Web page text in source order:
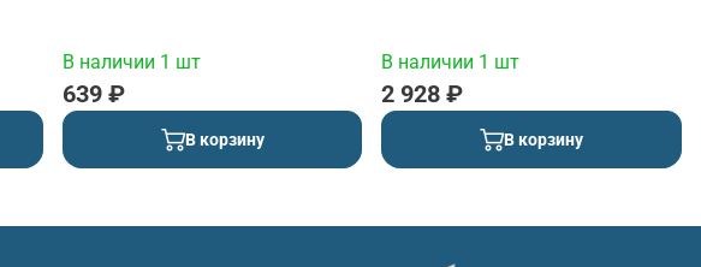
В наличии 1 шт
639 ₽
В корзину
В наличии 1 шт
2 928 ₽
В корзину